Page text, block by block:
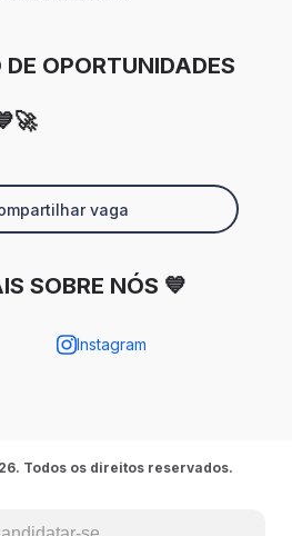
OPORTUNIDADES
vaga
SOBRE NÓS 💙
Instagram
Todos os direitos reservados.